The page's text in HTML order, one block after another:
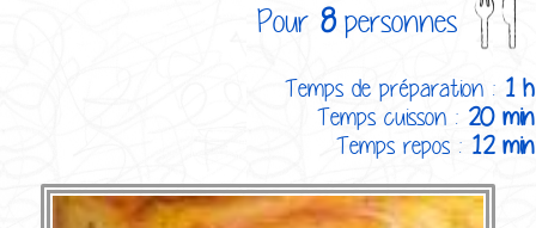
Pour 8personnes
Temps de préparation : 1 h
Temps cuisson : 20 min
Temps repos : 12 min